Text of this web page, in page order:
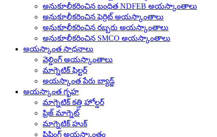
అనుకూలీకరించిన బంధిత NDFEB అయస్కాంతాలు
అనుకూలీకరించిన ఫెర్రిట్ అయస్కాంతాలు
అనుకూలీకరించిన రబ్బరు అయస్కాంతాలు
అనుకూలీకరించిన SMCO అయస్కాంతాలు
అయస్కాంత సాధనాలు
వెల్డింగ్ అయస్కాంతాలు
మాగ్నెటిక్ ఫిల్టర్
అయస్కాంత పేరు బ్యాడ్జ్
అయస్కాంత గృహ
మాగ్నెటిక్ కత్తి హోల్డర్
ఫ్రిజ్ మాగ్నెట్
మాగ్నెటిక్ హుక్
ఫిషింగ్ అయస్కాంతం